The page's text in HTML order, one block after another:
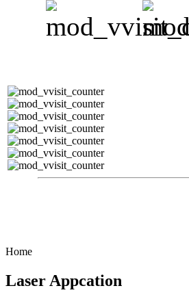
Home
Laser Appcation